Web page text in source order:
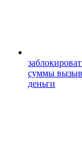
суммы
деньги